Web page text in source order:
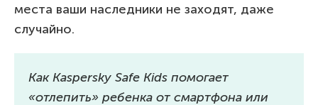
места ваши наследники не заходят, даже
случайно.
Как Kaspersky Safe Kids помогает
«отлепить» ребенка от смартфона или